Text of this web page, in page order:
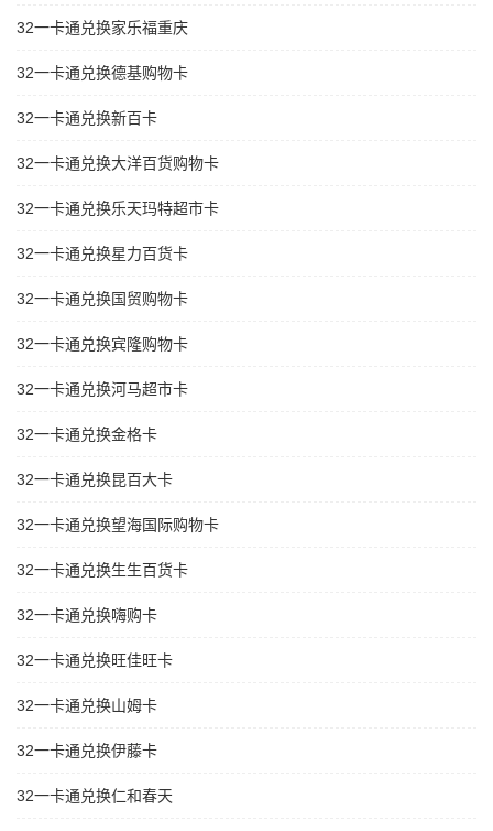
32一卡通兑换家乐福重庆
32一卡通兑换德基购物卡
32一卡通兑换新百卡
32一卡通兑换大洋百货购物卡
32一卡通兑换乐天玛特超市卡
32一卡通兑换星力百货卡
32一卡通兑换国贸购物卡
32一卡通兑换宾隆购物卡
32一卡通兑换河马超市卡
32一卡通兑换金格卡
32一卡通兑换昆百大卡
32一卡通兑换望海国际购物卡
32一卡通兑换生生百货卡
32一卡通兑换嗨购卡
32一卡通兑换旺佳旺卡
32一卡通兑换山姆卡
32一卡通兑换伊藤卡
32一卡通兑换仁和春天